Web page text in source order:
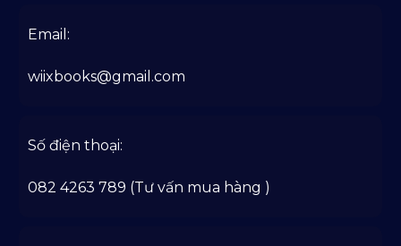
Email:
wiixbooks@gmail.com
Số điện thoại:
082 4263 789 (Tư vấn mua hàng )